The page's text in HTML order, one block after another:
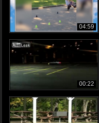
04:59
00:22